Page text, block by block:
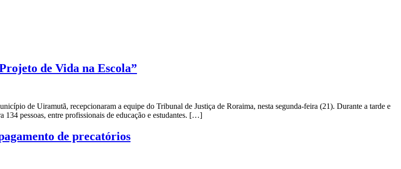
de Vida na Escola”
de Uiramutã, recepcionaram a equipe do Tribunal de Justiça de Roraima, nesta segunda-feira (21). Durante a tarde e
pessoas, entre profissionais de educação e estudantes. […]
de precatórios